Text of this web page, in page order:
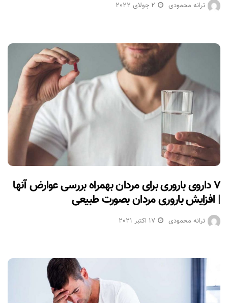
ترانه محمودی 2 جولای 2022
۷ داروی باروری برای مردان بهمراه بررسی عوارض آنها
| افزایش باروری مردان بصورت طبیعی
ترانه محمودی 17 اکتبر 2021